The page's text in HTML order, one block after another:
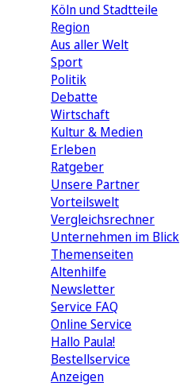
Köln und Stadtteile
Region
Aus aller Welt
Sport
Politik
Debatte
Wirtschaft
Kultur & Medien
Erleben
Ratgeber
Unsere Partner
Vorteilswelt
Vergleichsrechner
Unternehmen im Blick
Themenseiten
Altenhilfe
Newsletter
Service FAQ
Online Service
Hallo Paula!
Bestellservice
Anzeigen